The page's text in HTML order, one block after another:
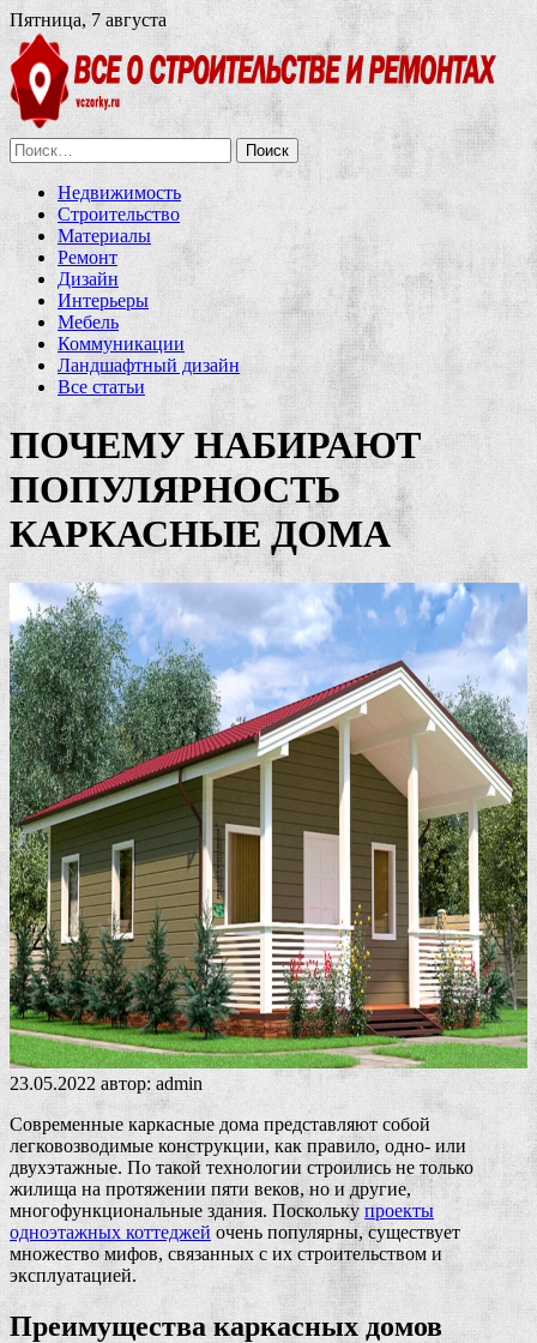
Пятница, 7 августа
Найти:
Недвижимость
Строительство
Материалы
Ремонт
Дизайн
Интерьеры
Мебель
Коммуникации
Ландшафтный дизайн
Все статьи
ПОЧЕМУ НАБИРАЮТ
ПОПУЛЯРНОСТЬ
КАРКАСНЫЕ ДОМА
23.05.2022 автор: admin
Современные каркасные дома представляют собой
легковозводимые конструкции, как правило, одно- или
двухэтажные. По такой технологии строились не только
жилища на протяжении пяти веков, но и другие,
многофункциональные здания. Поскольку проекты
одноэтажных коттеджей очень популярны, существует
множество мифов, связанных с их строительством и
эксплуатацией.
Преимущества каркасных домов